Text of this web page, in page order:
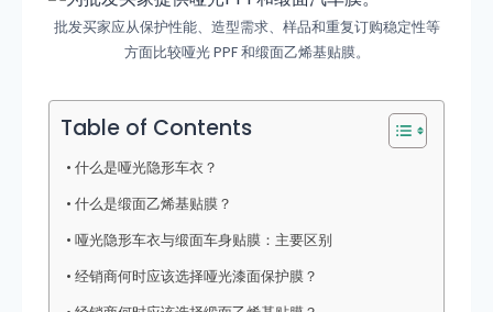
批发买家应从保护性能、造型需求、样品和重复订购稳定性等
方面比较哑光 PPF 和缎面乙烯基贴膜。
Table of Contents
什么是哑光隐形车衣？
什么是缎面乙烯基贴膜？
哑光隐形车衣与缎面车身贴膜：主要区别
经销商何时应该选择哑光漆面保护膜？